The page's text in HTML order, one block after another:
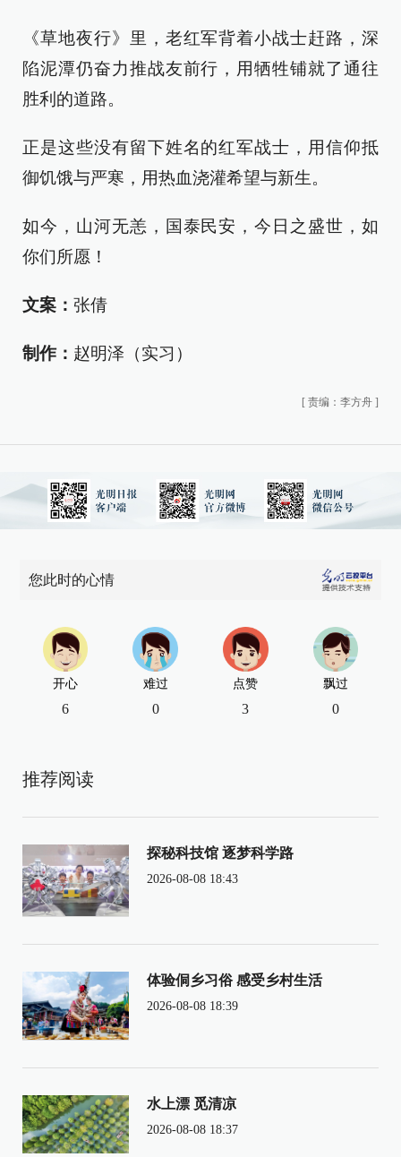
《草地夜行》里，老红军背着小战士赶路，深
陷泥潭仍奋力推战友前行，用牺牲铺就了通往
胜利的道路。
正是这些没有留下姓名的红军战士，用信仰抵
御饥饿与严寒，用热血浇灌希望与新生。
如今，山河无恙，国泰民安，今日之盛世，如
你们所愿！
文案： 张倩
制作： 赵明泽（实习）
[ 责编：李方舟 ]
您此时的心情
开心
6
难过
0
点赞
3
飘过
0
推荐阅读
探秘科技馆 逐梦科学路
2026-08-08 18:43
体验侗乡习俗 感受乡村生活
2026-08-08 18:39
水上漂 觅清凉
2026-08-08 18:37